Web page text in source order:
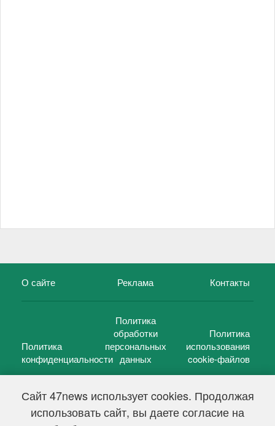
Сайт 47news использует cookies. Продолжая
использовать сайт, вы даете согласие на
О сайте Реклама Контакты
Политика
конфиденциальности
Политика
обработки
персональных
данных
Политика
использования
cookie-файлов
47 новостей (47 news)2005 — 2026 г.